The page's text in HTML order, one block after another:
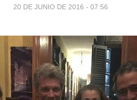
20 DE JUNIO DE 2016 - 07:56